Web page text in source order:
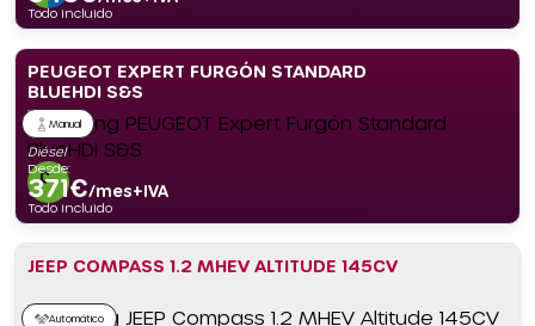
Todo incluido
PEUGEOT EXPERT FURGÓN STANDARD
BLUEHDI S&S
Manual
Diésel
Desde:
371€/mes+IVA
Todo incluido
JEEP COMPASS 1.2 MHEV ALTITUDE 145CV
Automático